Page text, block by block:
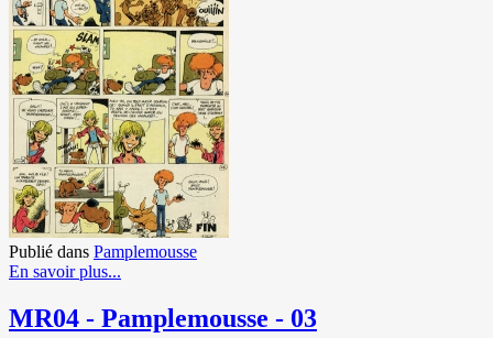
Publié dans Pamplemousse
En savoir plus...
MR04 - Pamplemousse - 03